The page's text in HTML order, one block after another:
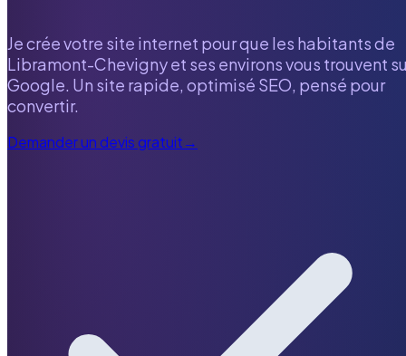
Je crée votre site internet pour que les habitants de
Libramont-Chevignyet ses environs vous trouvent
Google. Un site rapide, optimisé SEO, pensé pour
convertir.
Demander un devis gratuit→